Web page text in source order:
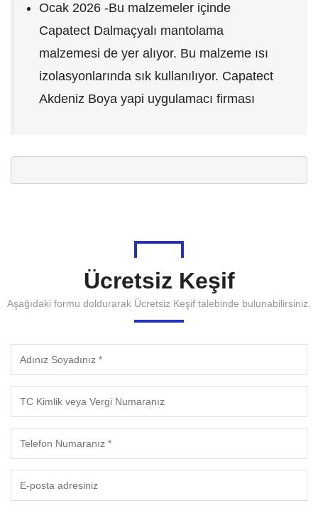
Ocak 2026 -Bu malzemeler içinde
Capatect Dalmaçyalı mantolama
malzemesi de yer alıyor. Bu malzeme ısı
izolasyonlarında sık kullanılıyor. Capatect
Akdeniz Boya yapi uygulamacı firması
Ücretsiz Keşif
Aşağıdaki formu doldurarak Ücretsiz Keşif talebinde bulunabilirsiniz.